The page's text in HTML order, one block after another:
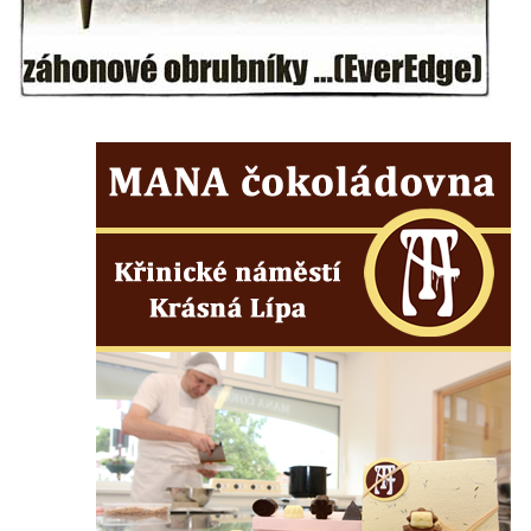
Areál Mikov v Mikulášovicích – Ignaze
Dům správce hřbitova v Mikulášovicích
Tovární budova čp. 478 v Mikulášovicích –
Mikulášovicích – Josef Kunert & synové,
kovové a kancelářské zboží
Schodiště ke kostelu Nanebevzetí Panny
Marie ve Vilémově
Lázeňský dům čp. 82 v Lázních Libverda
Obří sud v Lázních Libverda
Lázeňský dům Jizera čp. 116 v Lázních
Libverda